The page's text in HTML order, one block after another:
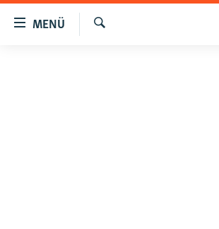
Akadálymentes
MENÜ